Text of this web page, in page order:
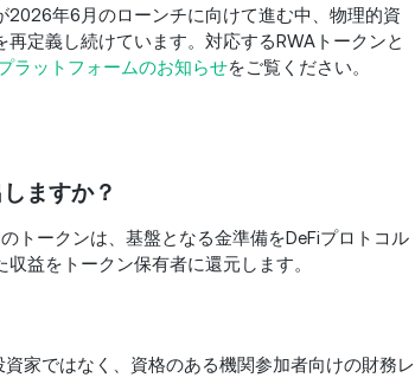
年6月のローンチに向けて進む中、物理的資
定義し続けています。対応するRWAトークンと
ラットフォームのお知らせをご覧ください。
ますか？
トークンは、基盤となる金準備をDeFiプロトコル
益をトークン保有者に還元します。
家ではなく、資格のある機関参加者向けの財務レ